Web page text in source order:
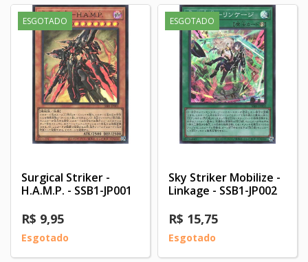
ESGOTADO
Surgical Striker -
H.A.M.P. - SSB1-JP001
R$ 9,95
Esgotado
ESGOTADO
Sky Striker Mobilize -
Linkage - SSB1-JP002
R$ 15,75
Esgotado